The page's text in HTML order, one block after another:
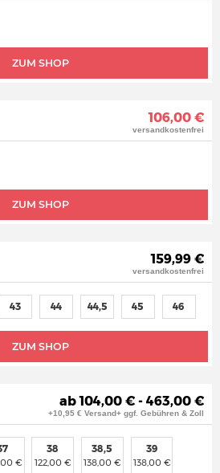
ZUM SHOP
106,00 €
versandkostenfrei
ZUM SHOP
159,99 €
versandkostenfrei
ZUM SHOP
43 44 44,5 45 46
ab 104,00 € - 463,00 €
+10,95 € Versand+ ggf. Gebühren & Zoll
€
38
122,00 €
38,5
138,00 €
39
138,00 €